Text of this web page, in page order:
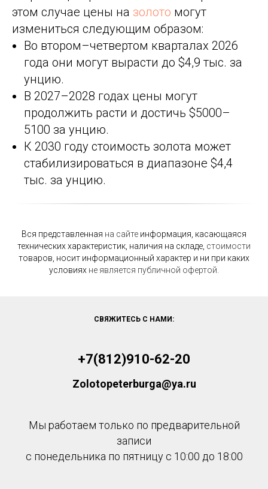
этом случае цены на золото могут
измениться следующим образом:
Во втором–четвертом кварталах 2026
года они могут вырасти до $4,9 тыс. за
унцию.
В 2027–2028 годах цены могут
продолжить расти и достичь $5000–
5100 за унцию.
К 2030 году стоимость золота может
стабилизироваться в диапазоне $4,4
тыс. за унцию.
Вся представленная на сайте информация, касающаяся
технических характеристик, наличия на складе, стоимости
товаров, носит информационный характер и ни при каких
условиях не является публичной офертой.
СВЯЖИТЕСЬ С НАМИ:
+7(812)910-62-20
Zolotopeterburga@ya.ru
Мы работаем только по предварительной
записи
с понедельника по пятницу с 10:00 до 18:00